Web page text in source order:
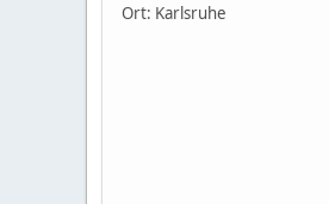
Ort: Karlsruhe